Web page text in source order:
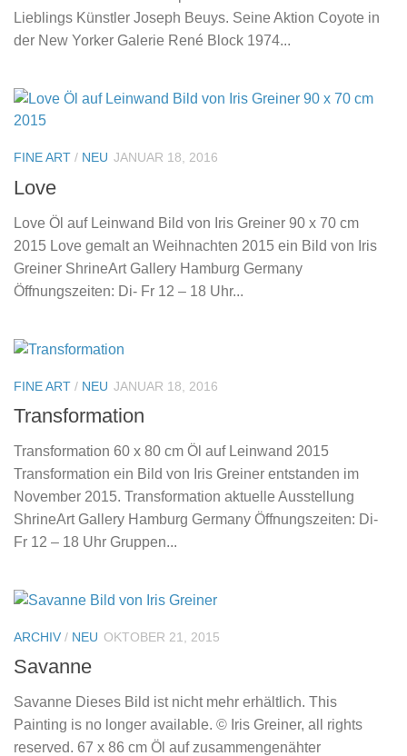
Lieblings Künstler Joseph Beuys. Seine Aktion Coyote in
der New Yorker Galerie René Block 1974...
FINE ART / NEU JANUAR 18, 2016
Love
Love Öl auf Leinwand Bild von Iris Greiner 90 x 70 cm
2015 Love gemalt an Weihnachten 2015 ein Bild von Iris
Greiner ShrineArt Gallery Hamburg Germany
Öffnungszeiten: Di- Fr 12 – 18 Uhr...
FINE ART / NEU JANUAR 18, 2016
Transformation
Transformation 60 x 80 cm Öl auf Leinwand 2015
Transformation ein Bild von Iris Greiner entstanden im
November 2015. Transformation aktuelle Ausstellung
ShrineArt Gallery Hamburg Germany Öffnungszeiten: Di-
Fr 12 – 18 Uhr Gruppen...
ARCHIV / NEU OKTOBER 21, 2015
Savanne
Savanne Dieses Bild ist nicht mehr erhältlich. This
Painting is no longer available. © Iris Greiner, all rights
reserved. 67 x 86 cm Öl auf zusammengenähter